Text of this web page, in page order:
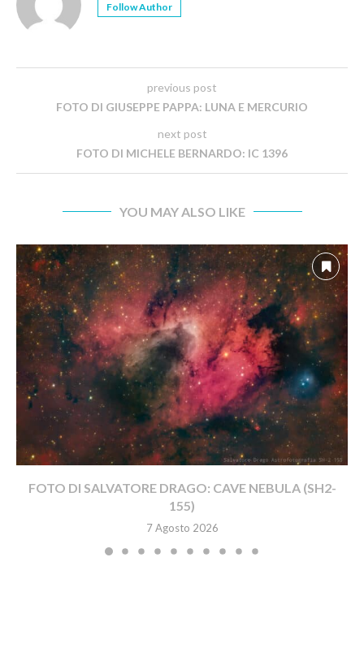
Follow Author
previous post
FOTO DI GIUSEPPE PAPPA: LUNA E MERCURIO
next post
FOTO DI MICHELE BERNARDO: IC 1396
YOU MAY ALSO LIKE
FOTO DI SALVATORE DRAGO: CAVE NEBULA (SH2-
155)
7 Agosto 2026